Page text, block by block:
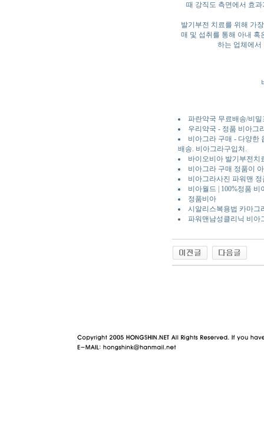
때 강직도 측면에서 효
발기부전 치료를 위해 가
매 및 섭취를 통해 아내 혹
하는 업체에서
파란약국 무료배송/비
우리약국 - 정품 비아그
비아그라 구매 - 다양한
배송. 비아그라구입처.
바이오비아 발기부전치
비아그라 구매 정품이
비아그라사진 파워맨
비아월드 | 100%정품
정품비아
시알리스복용법 카마그
파워맨남성클리닉 비아